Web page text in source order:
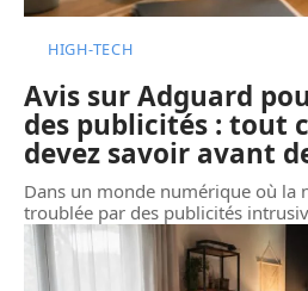
HIGH-TECH
Avis sur Adguard
des publicités : tout
devez savoir avant
Dans un monde numérique où la
troublée par des publicités